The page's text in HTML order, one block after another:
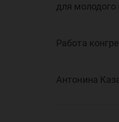
для молодого
Работа
Антонина